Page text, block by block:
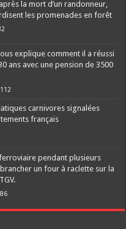
la mort d’un randonneur,
les promenades en forêt
explique comment il a réussi
ans avec une pension de 3500
112
carnivores signalées
français
pendant plusieurs
un four à raclette sur la
86